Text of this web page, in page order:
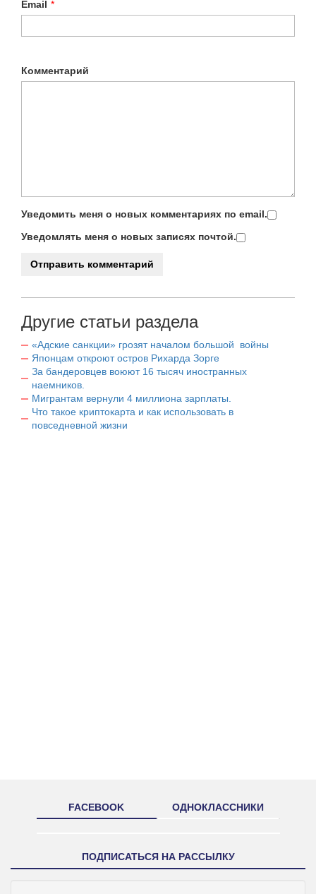
Email *
Комментарий
Уведомить меня о новых комментариях по email.
Уведомлять меня о новых записях почтой.
Другие статьи раздела
«Адские санкции» грозят началом большой войны
Японцам откроют остров Рихарда Зорге
За бандеровцев воюют 16 тысяч иностранных
наемников.
Мигрантам вернули 4 миллиона зарплаты.
Что такое криптокарта и как использовать в
повседневной жизни
FACEBOOK ОДНОКЛАССНИКИ
ПОДПИСАТЬСЯ НА РАССЫЛКУ